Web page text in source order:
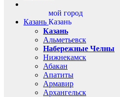
Казань
мой город
Казань
Казань
Альметьевск
Набережные Челны
Нижнекамск
Абакан
Апатиты
Армавир
Архангельск